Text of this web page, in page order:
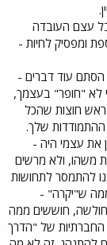
עצם העובדה
ומפסיק לחיות -
הסתם עוד דברים -
לא "חופר" בעצמך,
חוצות שהכל
שלך.
את עצמי היה -
משהו, ולא מרשים
להתמסר לתחושות
ש"יקרה" -
חוששים ממה
החברתיות של "הדרך